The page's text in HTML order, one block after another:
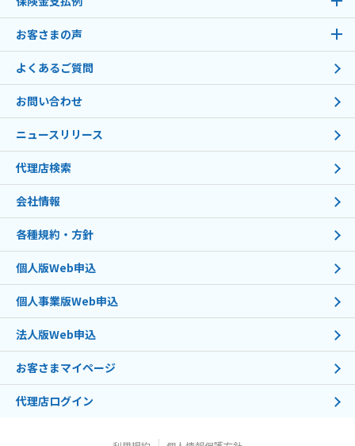
お客さまの声
よくあるご質問
お問い合わせ
ニュースリリース
代理店検索
会社情報
各種規約・方針
個人版Web申込
個人事業版Web申込
法人版Web申込
お客さまマイページ
代理店ログイン